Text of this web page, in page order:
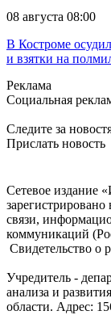
08 августа 08:00
В Костроме
и взятки на
Реклама
Социальная
Следите за
Прислать новость
Сетевое издание
связи,
коммуникаций
Свидетельство
Учредитель -
анализа и
области. Адрес: